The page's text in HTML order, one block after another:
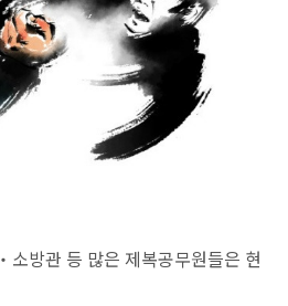
‧ 소방관 등 많은 제복공무원들은 현